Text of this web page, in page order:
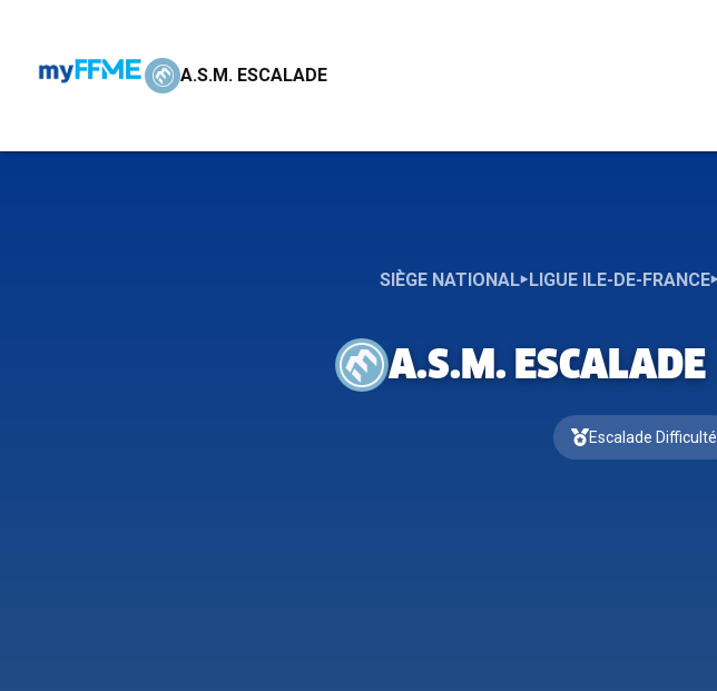
A.S.M. ESCALADE
SIÈGE NATIONAL LIGUE ILE-DE-FRANCE
A.S.M. ESCALADE
Escalade Difficulté